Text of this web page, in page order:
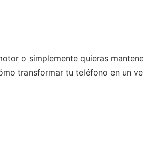
o simplemente quieras
transformar tu teléfono en un